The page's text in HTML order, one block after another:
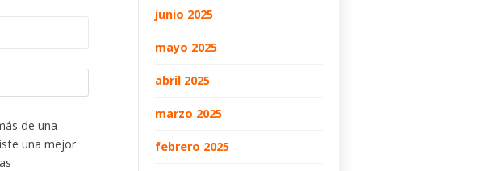
de una
una mejor
junio 2025
mayo 2025
abril 2025
marzo 2025
febrero 2025